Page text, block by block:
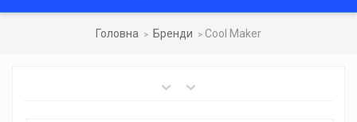
Головна Бренди Cool Maker